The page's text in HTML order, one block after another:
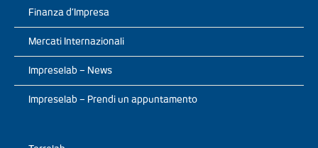
Finanza d’Impresa
Mercati Internazionali
Impreselab – News
Impreselab – Prendi un appuntamento